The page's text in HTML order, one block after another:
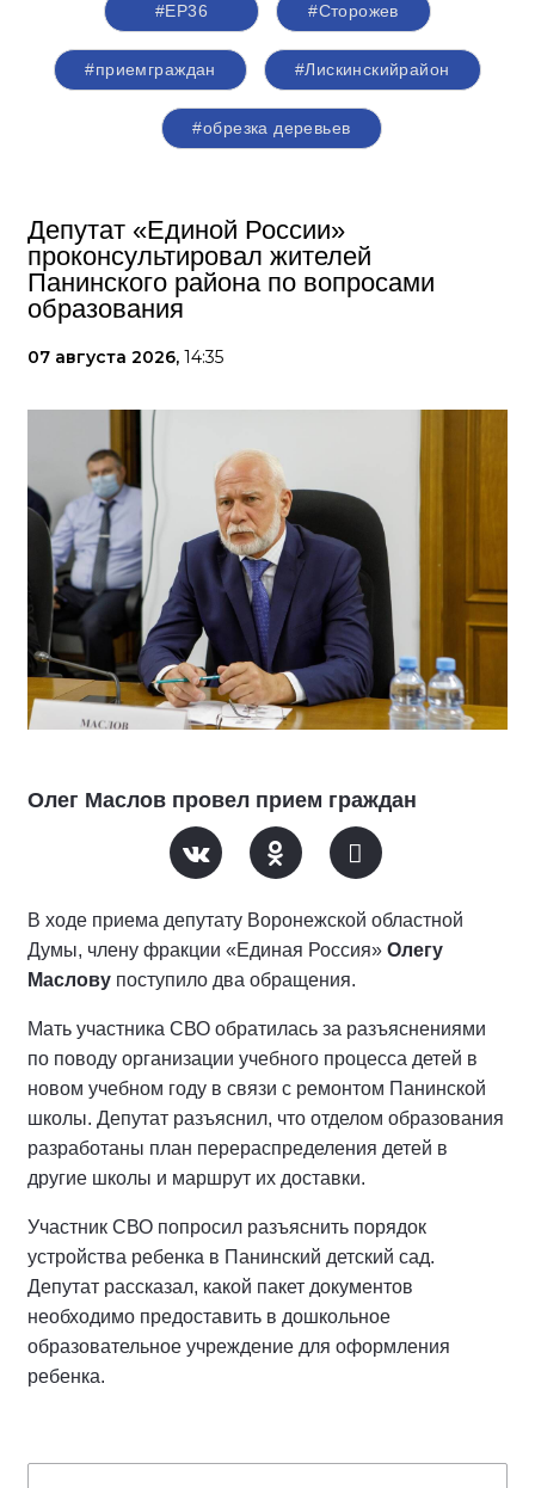
#ЕР36 #Сторожев
#приемграждан #Лискинскийрайон
#обрезка деревьев
Депутат «Единой России»
проконсультировал жителей
Панинского района по вопросами
образования
07 августа 2026, 14:35
Олег Маслов провел прием граждан
В ходе приема депутату Воронежской областной
Думы, члену фракции «Единая Россия» Олегу
Маслову поступило два обращения.
Мать участника СВО обратилась за разъяснениями
по поводу организации учебного процесса детей в
новом учебном году в связи с ремонтом Панинской
школы. Депутат разъяснил, что отделом образования
разработаны план перераспределения детей в
другие школы и маршрут их доставки.
Участник СВО попросил разъяснить порядок
устройства ребенка в Панинский детский сад.
Депутат рассказал, какой пакет документов
необходимо предоставить в дошкольное
образовательное учреждение для оформления
ребенка.